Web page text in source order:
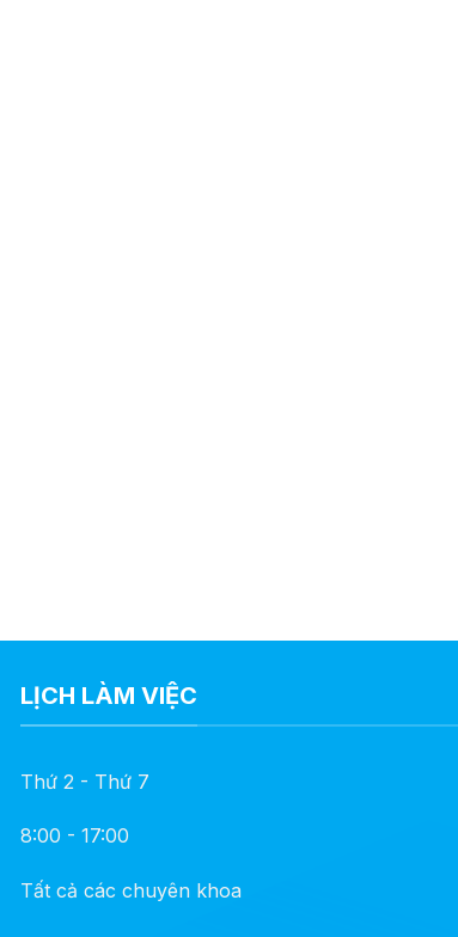
LỊCH LÀM VIỆC
Thứ 2 - Thứ 7
8:00 - 17:00
Tất cả các chuyên khoa